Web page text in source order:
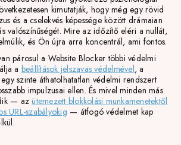
kimutatják, hogy még egy rövid
és a cselekvés képessége között drámaian
valószínűségét. Mire az időzítő eléri a nullát,
és Ön újra arra koncentrál, ami fontos.
párosul a Website Blocker többi védelmi
a beállítások jelszavas védelmével, a
szinte áthatolhatatlan védelmi rendszert
impulzusai ellen. És mivel minden más
— azütemezett blokkolási munkamenetektől
URL-szabályokig — átfogó védelmet kap